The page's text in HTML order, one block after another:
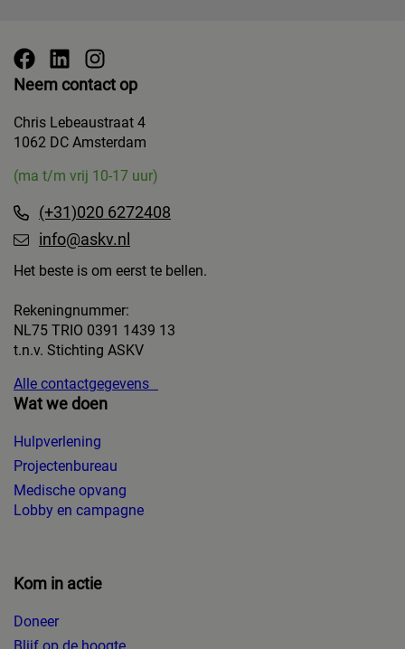
Neem contact op
Chris Lebeaustraat 4
1062 DC Amsterdam
(ma t/m vrij 10-17 uur)
(+31)020 6272408
info@askv.nl
Het beste is om eerst te bellen.
Rekeningnummer:
NL75 TRIO 0391 1439 13
t.n.v. Stichting ASKV
Alle contactgegevens
Wat we doen
Hulpverlening
Projectenbureau
Medische opvang
Lobby en campagne
Kom in actie
Doneer